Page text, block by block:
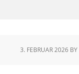
3. FEBRUAR 2026 BY